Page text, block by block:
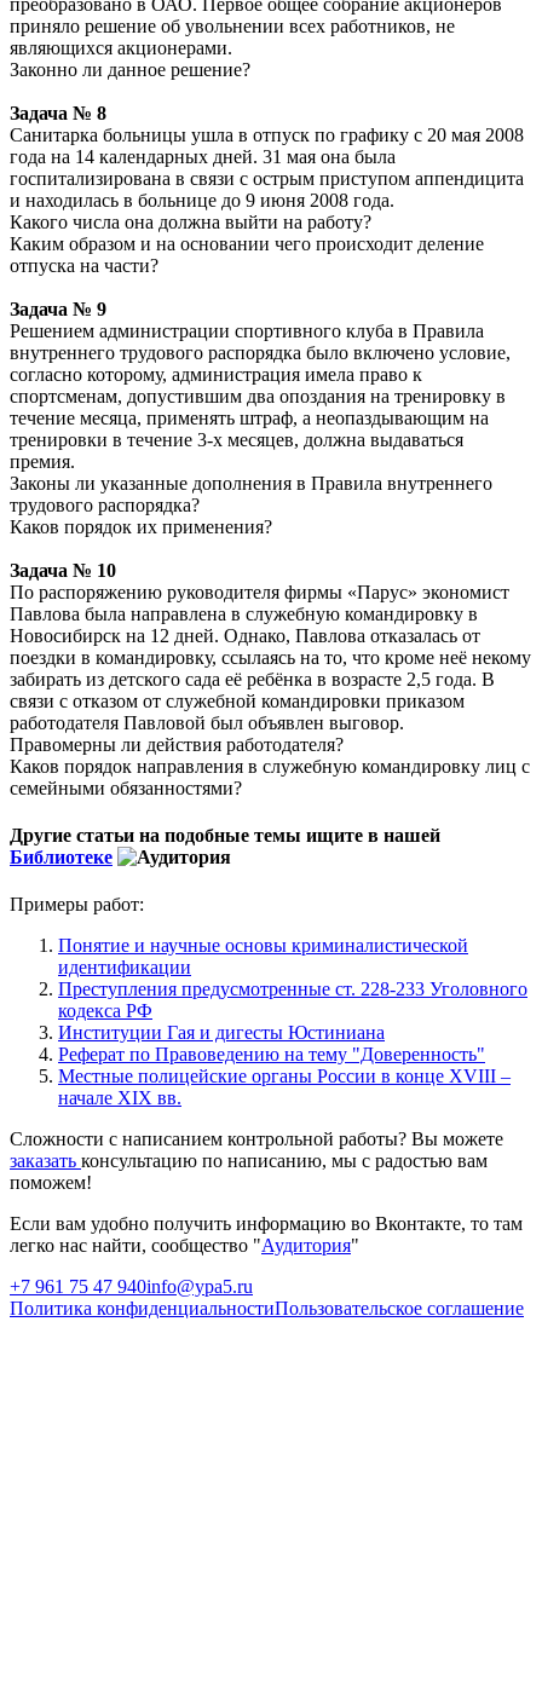
приняло решение об увольнении всех работников, не
являющихся акционерами.
Законно ли данное решение?
Задача № 8
Санитарка больницы ушла в отпуск по графику с 20 мая 2008
года на 14 календарных дней. 31 мая она была
госпитализирована в связи с острым приступом аппендицита
и находилась в больнице до 9 июня 2008 года.
Какого числа она должна выйти на работу?
Каким образом и на основании чего происходит деление
отпуска на части?
Задача № 9
Решением администрации спортивного клуба в Правила
внутреннего трудового распорядка было включено условие,
согласно которому, администрация имела право к
спортсменам, допустившим два опоздания на тренировку в
течение месяца, применять штраф, а неопаздывающим на
тренировки в течение 3-х месяцев, должна выдаваться
премия.
Законы ли указанные дополнения в Правила внутреннего
трудового распорядка?
Каков порядок их применения?
Задача № 10
По распоряжению руководителя фирмы «Парус» экономист
Павлова была направлена в служебную командировку в
Новосибирск на 12 дней. Однако, Павлова отказалась от
поездки в командировку, ссылаясь на то, что кроме неё некому
забирать из детского сада её ребёнка в возрасте 2,5 года. В
связи с отказом от служебной командировки приказом
работодателя Павловой был объявлен выговор.
Правомерны ли действия работодателя?
Каков порядок направления в служебную командировку лиц с
семейными обязанностями?
Другие статьи на подобные темы ищите в нашей
Библиотеке
Примеры работ:
Понятие и научные основы криминалистической
идентификации
Преступления предусмотренные ст. 228-233 Уголовного
кодекса РФ
Институции Гая и дигесты Юстиниана
Реферат по Правоведению на тему "Доверенность"
Местные полицейские органы России в конце XVIII –
начале XIX вв.
Сложности с написанием контрольной работы? Вы можете
заказать консультацию по написанию, мы с радостью вам
поможем!
Если вам удобно получить информацию во Вконтакте, то там
легко нас найти, сообщество "Аудитория"
+7 961 75 47 940info@ypa5.ru
Политика конфиденциальностиПользовательское соглашение